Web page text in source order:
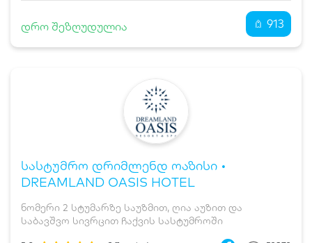
დრო შეზღუდულია 913
სასტუმრო დრიმლენდ ოაზისი •
DREAMLAND OASIS HOTEL
ნომერი 2 სტუმარზე საუზმით, ღია აუზით და
საბავშვო სივრცით ჩაქვის სასტუმროში